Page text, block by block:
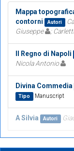
Mappa
contorni
Autori
Giuseppe
;
Il Regno di Napoli
Nicola Antonio
Divina Commedia
Tipo Manuscript
A Silvia Autori